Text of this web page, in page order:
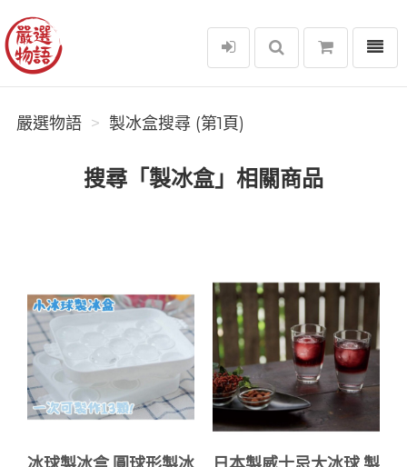
嚴選物語
選單
嚴選物語 製冰盒搜尋 (第1頁)
搜尋「製冰盒」相關商品